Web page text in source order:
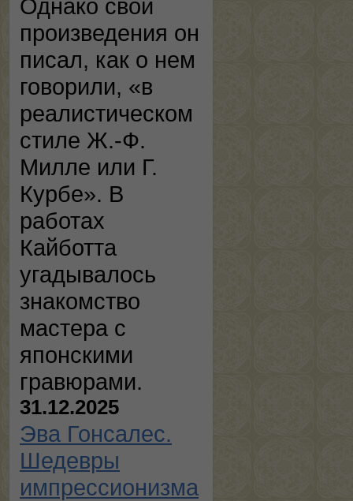
Однако свои
произведения он
писал, как о нем
говорили, «в
реалистическом
стиле Ж.-Ф.
Милле или Г.
Курбе». В
работах
Кайботта
угадывалось
знакомство
мастера с
японскими
гравюрами.
31.12.2025
Эва Гонсалес.
Шедевры
импрессионизма